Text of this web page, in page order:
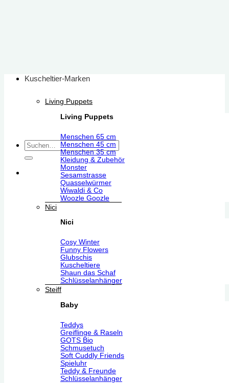
Suchen
nach:
Kuscheltier-Marken
Living Puppets
Living Puppets
Menschen 65 cm
Menschen 45 cm
Menschen 35 cm
Kleidung & Zubehör
Monster
Sesamstrasse
Quasselwürmer
Wiwaldi & Co
Woozle Goozle
Nici
Nici
Cosy Winter
Funny Flowers
Glubschis
Kuscheltiere
Shaun das Schaf
Schlüsselanhänger
Steiff
Baby
Teddys
Greiflinge & Raseln
GOTS Bio
Schmusetuch
Soft Cuddly Friends
Spieluhr
Teddy & Freunde
Schlüsselanhänger